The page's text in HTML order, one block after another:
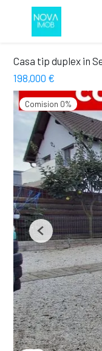
Casa tip duplex in
198,000 €
Comision 0%
Previous